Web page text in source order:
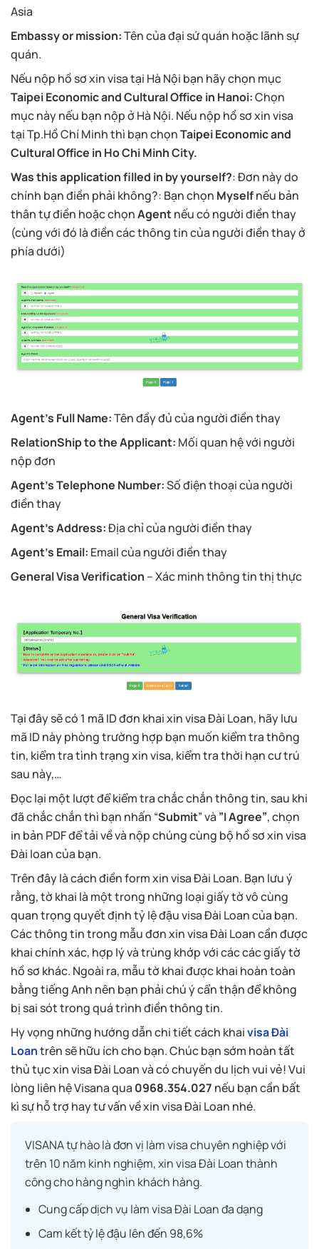
Asia
Embassy or mission:Tên của đại sứ quán hoặc lãnh sự
quán.
Nếu nộp hồ sơ xin visa tại Hà Nội bạn hãy chọn mục
Taipei Economic and Cultural Office in Hanoi:Chọn
mục này nếu bạn nộp ở Hà Nội. Nếu nộp hồ sơ xin visa
tại Tp.Hồ Chí Minh thì bạn chọnTaipei Economic and
Cultural Office in Ho Chi Minh City.
Was this application filled in by yourself?: Đơn này do
chính bạn điền phải không?: Bạn chọn Myselfnếu bản
thân tự điền hoặc chọnAgentnếu có người điền thay
(cùng với đó là điền các thông tin của người điền thay ở
phía dưới)
Agent’s Full Name:Tên đầy đủ của người điền thay
RelationShip to the Applicant: Mối quan hệ với người
nộp đơn
Agent’s Telephone Number:Số điện thoại của người
điền thay
Agent’s Address:Địa chỉ của người điền thay
Agent’s Email: Email của người điền thay
General Visa Verification – Xác minh thông tin thị thực
Tại đây sẽ có 1 mã ID đơn khai xin visa Đài Loan, hãy lưu
mã ID này phòng trường hợp bạn muốn kiểm tra thông
tin, kiểm tra tình trạng xin visa, kiểm tra thời hạn cư trú
sau này,…
Đọc lại một lượt để kiểm tra chắc chắn thông tin, sau khi
đã chắc chắn thì bạn nhấn “Submit” và ”I Agree”, chọn
in bản PDF để tải về và nộp chúng cùng bộ hồ sơ xin visa
Đài loan của bạn.
Trên đây là cách điền form xin visa Đài Loan. Bạn lưu ý
rằng, tờ khai là một trong những loại giấy tờ vô cùng
quan trọng quyết định tỷ lệ đậu visa Đài Loan của bạn.
Các thông tin trong mẫu đơn xin visa Đài Loan cần được
khai chính xác, hợp lý và trùng khớp với các các giấy tờ
hồ sơ khác. Ngoài ra, mẫu tờ khai được khai hoàn toàn
bằng tiếng Anh nên bạn phải chú ý cẩn thận để không
bị sai sót trong quá trình điền thông tin.
Hy vọng những hướng dẫn chi tiết cách khaivisa Đài
Loantrên sẽ hữu ích cho bạn. Chúc bạn sớm hoàn tất
thủ tục xin visa Đài Loan và có chuyến du lịch vui vẻ! Vui
lòng liên hệ Visana qua 0968.354.027 nếu bạn cần bất
kì sự hỗ trợ hay tư vấn về xin visa Đài Loan nhé.
VISANA tự hào là đơn vị làm visa chuyên nghiệp với
trên 10 năm kinh nghiệm, xin visa Đài Loan thành
công cho hàng nghìn khách hàng.
Cung cấp dịch vụ làm visa Đài Loan đa dạng
Cam kết tỷ lệ đậu lên đến 98,6%